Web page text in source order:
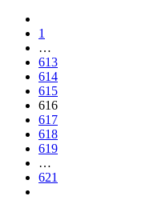
1
…
613
614
615
616
617
618
619
…
621